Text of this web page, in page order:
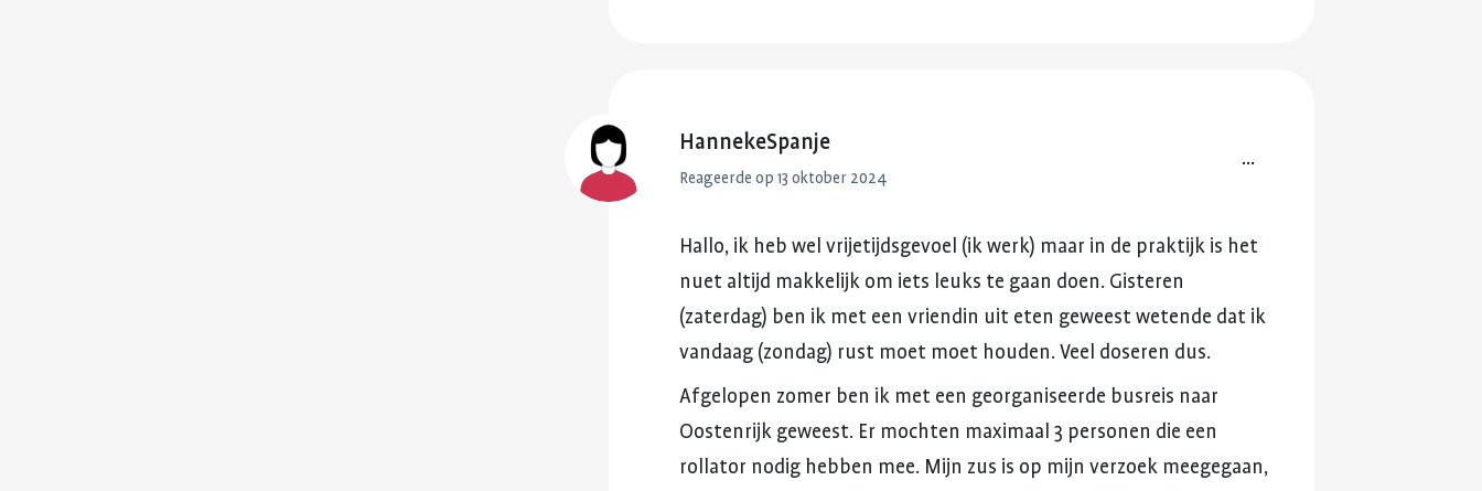
HannekeSpanje
Reageerde op 13 oktober 2024
...
Hallo, ik heb wel vrijetijdsgevoel (ik werk) maar in de praktijk is het
nuet altijd makkelijk om iets leuks te gaan doen. Gisteren
(zaterdag) ben ik met een vriendin uit eten geweest wetende dat ik
vandaag (zondag) rust moet moet houden. Veel doseren dus.
Afgelopen zomer ben ik met een georganiseerde busreis naar
Oostenrijk geweest. Er mochten maximaal 3 personen die een
rollator nodig hebben mee. Mijn zus is op mijn verzoek meegegaan,